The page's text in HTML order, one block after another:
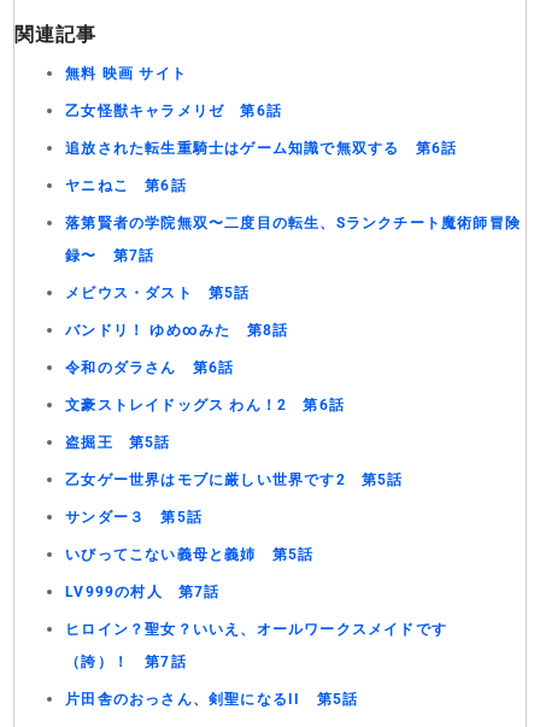
関連記事
無料 映画 サイト
乙女怪獣キャラメリゼ 第6話
追放された転生重騎士はゲーム知識で無双する 第6話
ヤニねこ 第6話
落第賢者の学院無双〜二度目の転生、Sランクチート魔術師冒険
録〜 第7話
メビウス・ダスト 第5話
バンドリ！ ゆめ∞みた 第8話
令和のダラさん 第6話
文豪ストレイドッグス わん！2 第6話
盗掘王 第5話
乙女ゲー世界はモブに厳しい世界です2 第5話
サンダー３ 第5話
いびってこない義母と義姉 第5話
LV999の村人 第7話
ヒロイン？聖女？いいえ、オールワークスメイドです
（誇）！ 第7話
片田舎のおっさん、剣聖になるII 第5話